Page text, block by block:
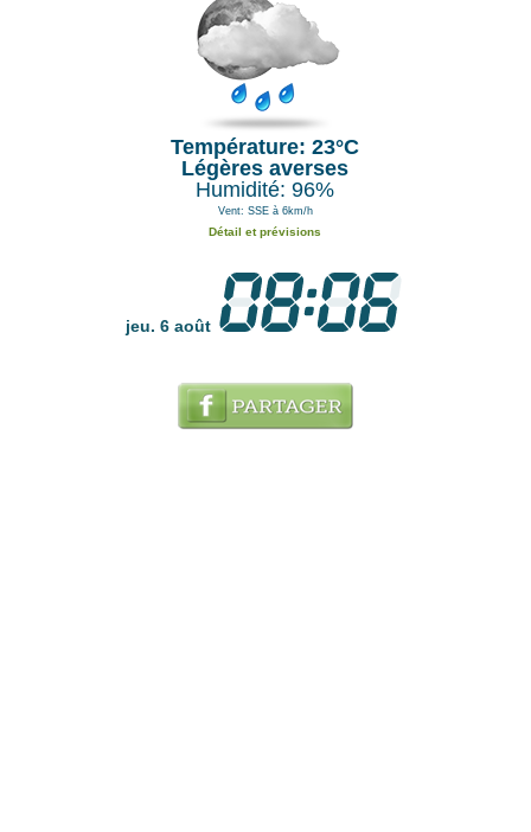
Température: 23°C
Légères averses
Humidité: 96%
Vent: SSE à 6km/h
Détail et prévisions
jeu. 6 août